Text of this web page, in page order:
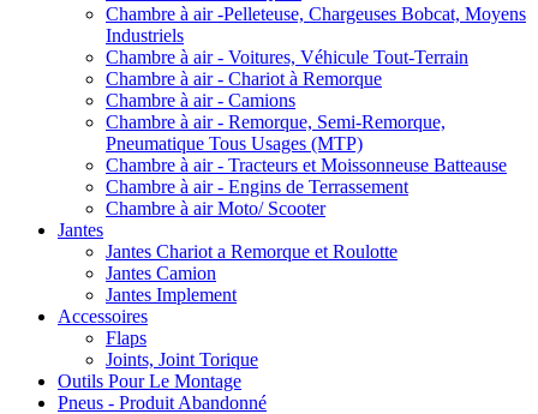
Chambre à air -Pelleteuse, Chargeuses Bobcat, Moyens
Industriels
Chambre à air - Voitures, Véhicule Tout-Terrain
Chambre à air - Chariot à Remorque
Chambre à air - Camions
Chambre à air - Remorque, Semi-Remorque,
Pneumatique Tous Usages (MTP)
Chambre à air - Tracteurs et Moissonneuse Batteause
Chambre à air - Engins de Terrassement
Chambre à air Moto/ Scooter
Jantes
Jantes Chariot a Remorque et Roulotte
Jantes Camion
Jantes Implement
Accessoires
Flaps
Joints, Joint Torique
Outils Pour Le Montage
Pneus - Produit Abandonné